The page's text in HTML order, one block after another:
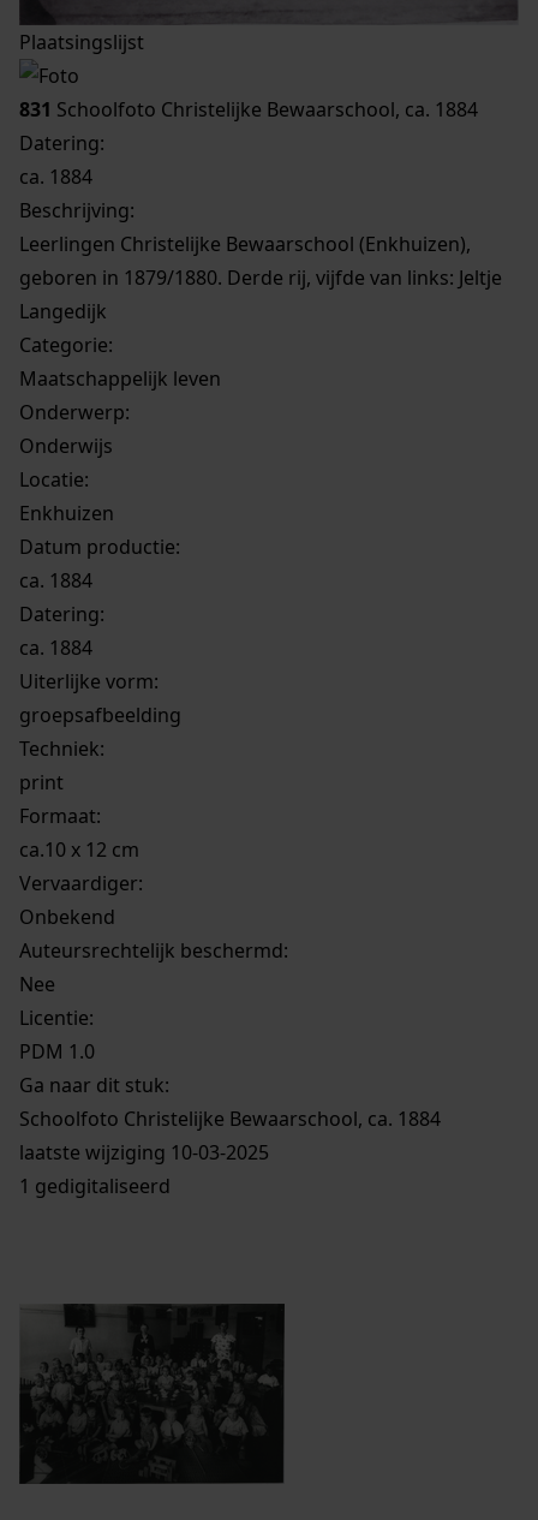
Plaatsingslijst
831 Schoolfoto Christelijke Bewaarschool, ca. 1884
Datering:
ca. 1884
Beschrijving:
Leerlingen Christelijke Bewaarschool (Enkhuizen),
geboren in 1879/1880. Derde rij, vijfde van links: Jeltje
Langedijk
Categorie:
Maatschappelijk leven
Onderwerp:
Onderwijs
Locatie:
Enkhuizen
Datum productie:
ca. 1884
Datering:
ca. 1884
Uiterlijke vorm:
groepsafbeelding
Techniek:
print
Formaat:
ca.10 x 12 cm
Vervaardiger:
Onbekend
Auteursrechtelijk beschermd:
Nee
Licentie:
PDM 1.0
Ga naar dit stuk:
Schoolfoto Christelijke Bewaarschool, ca. 1884
laatste wijziging 10-03-2025
1 gedigitaliseerd